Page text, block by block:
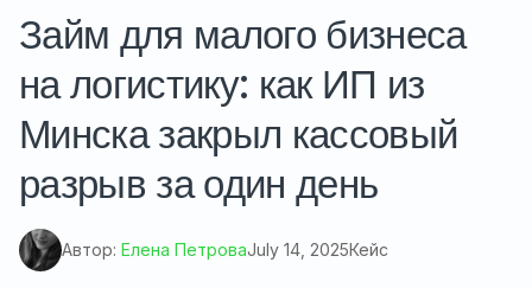
Займ для малого бизнеса
на логистику: как ИП из
Минска закрыл кассовый
разрыв за один день
Автор: Елена ПетроваJuly 14, 2025Кейс